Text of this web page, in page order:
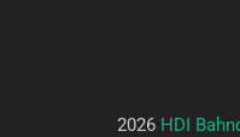
2026 HDI